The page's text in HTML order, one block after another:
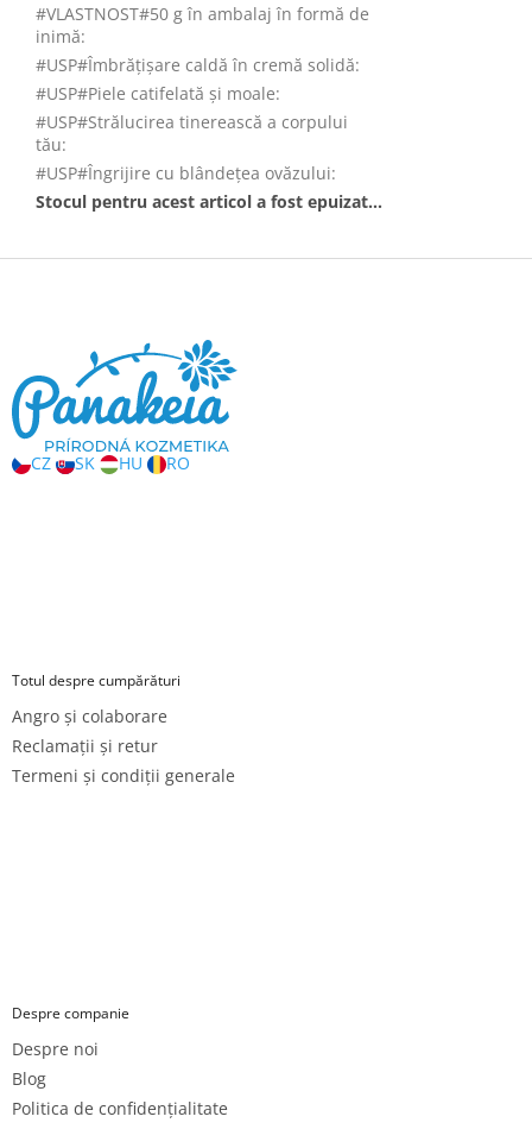
#VLASTNOST#50 g în ambalaj în formă de
inimă:
#USP#Îmbrățișare caldă în cremă solidă:
#USP#Piele catifelată și moale:
#USP#Strălucirea tinerească a corpului
tău:
#USP#Îngrijire cu blândețea ovăzului:
Stocul pentru acest articol a fost epuizat…
S
CZ SK HU RO
Totul despre cumpărături
Angro și colaborare
Reclamații și retur
Termeni și condiții generale
Despre companie
Despre noi
Blog
Politica de confidențialitate